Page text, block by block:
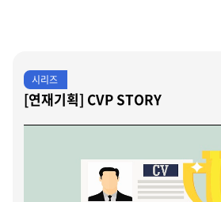
시리즈
[연재기획] CVP STORY